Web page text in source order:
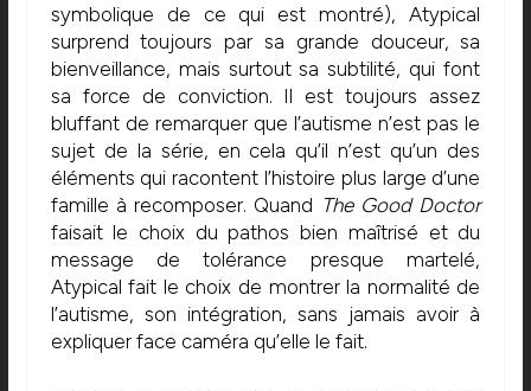
symbolique de ce qui est montré), Atypical
surprend toujours par sa grande douceur, sa
bienveillance, mais surtout sa subtilité, qui font
sa force de conviction. Il est toujours assez
bluffant de remarquer que l’autisme n’est pas le
sujet de la série, en cela qu’il n’est qu’un des
éléments qui racontent l’histoire plus large d’une
famille à recomposer. Quand The Good Doctor
faisait le choix du pathos bien maîtrisé et du
message de tolérance presque martelé,
Atypical fait le choix de montrer la normalité de
l’autisme, son intégration, sans jamais avoir à
expliquer face caméra qu’elle le fait.